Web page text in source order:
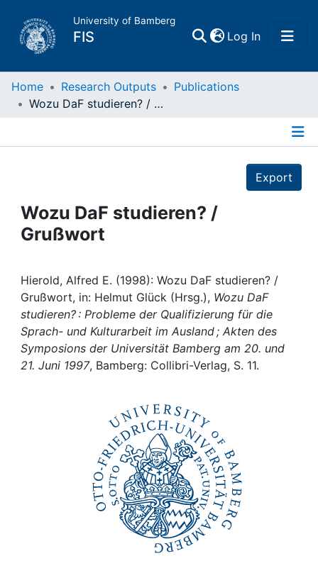
University of Bamberg
FIS Log In(current)
Home
Projects
People
Institutions
Awards
My FIS
Home Research Outputs
Publications
Wozu DaF studieren? / Grußwort
Export
Wozu DaF studieren? /
Grußwort
Hierold, Alfred E. (1998): Wozu DaF studieren? /
Grußwort, in: Helmut Glück (Hrsg.), Wozu DaF
studieren? : Probleme der Qualifizierung für die
Sprach- und Kulturarbeit im Ausland ; Akten des
Symposions der Universität Bamberg am 20. und
21. Juni 1997, Bamberg: Collibri-Verlag, S. 11.